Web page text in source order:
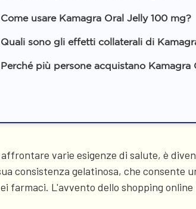
Come usare Kamagra Oral Jelly 100 mg?
Quali sono gli effetti collaterali di
Perché più persone acquistano Kamagra
varie esigenze di salute, è
consistenza gelatinosa, che consente
farmaci. L'avvento dello shopping